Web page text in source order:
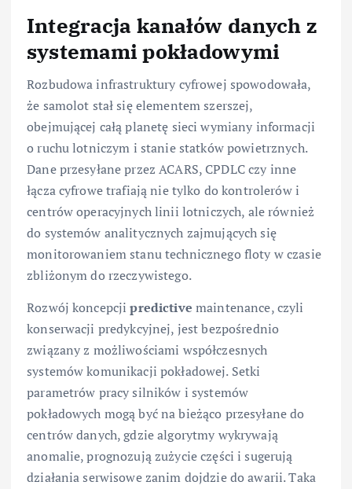
Integracja kanałów danych z
systemami pokładowymi
Rozbudowa infrastruktury cyfrowej spowodowała,
że samolot stał się elementem szerszej,
obejmującej całą planetę sieci wymiany informacji
o ruchu lotniczym i stanie statków powietrznych.
Dane przesyłane przez ACARS, CPDLC czy inne
łącza cyfrowe trafiają nie tylko do kontrolerów i
centrów operacyjnych linii lotniczych, ale również
do systemów analitycznych zajmujących się
monitorowaniem stanu technicznego floty w czasie
zbliżonym do rzeczywistego.
Rozwój koncepcjipredictive maintenance, czyli
konserwacji predykcyjnej, jest bezpośrednio
związany z możliwościami współczesnych
systemów komunikacji pokładowej. Setki
parametrów pracy silników i systemów
pokładowych mogą być na bieżąco przesyłane do
centrów danych, gdzie algorytmy wykrywają
anomalie, prognozują zużycie części i sugerują
działania serwisowe zanim dojdzie do awarii. Taka